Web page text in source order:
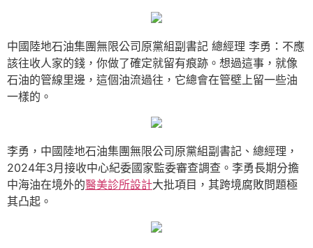
中國陸地石油集團無限公司原黨組副書記 總經理 李勇：不應
該往收人家的錢，你做了確定就留有痕跡。想過這事，就像
石油的管線里邊，這個油流過往，它總會在管壁上留一些油
一樣的。
李勇，中國陸地石油集團無限公司原黨組副書記、總經理，
2024年3月接收中心紀委國家監委審查調查。李勇長期分擔
中海油在境外的醫美診所設計大批項目，其跨境腐敗問題極
其凸起。